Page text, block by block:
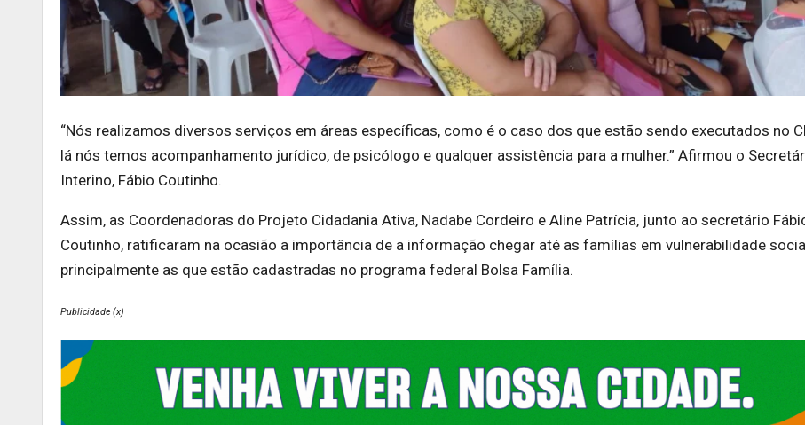
“Nós realizamos diversos serviços em áreas específicas, como é o caso dos que estão sendo executados no
lá nós temos acompanhamento jurídico, de psicólogo e qualquer assistência para a mulher.” Afirmou o
Interino, Fábio Coutinho.
Assim, as Coordenadoras do Projeto Cidadania Ativa, Nadabe Cordeiro e Aline Patrícia, junto ao secretário
Coutinho, ratificaram na ocasião a importância de a informação chegar até as famílias em vulnerabilidade
principalmente as que estão cadastradas no programa federal Bolsa Família.
Publicidade (x)